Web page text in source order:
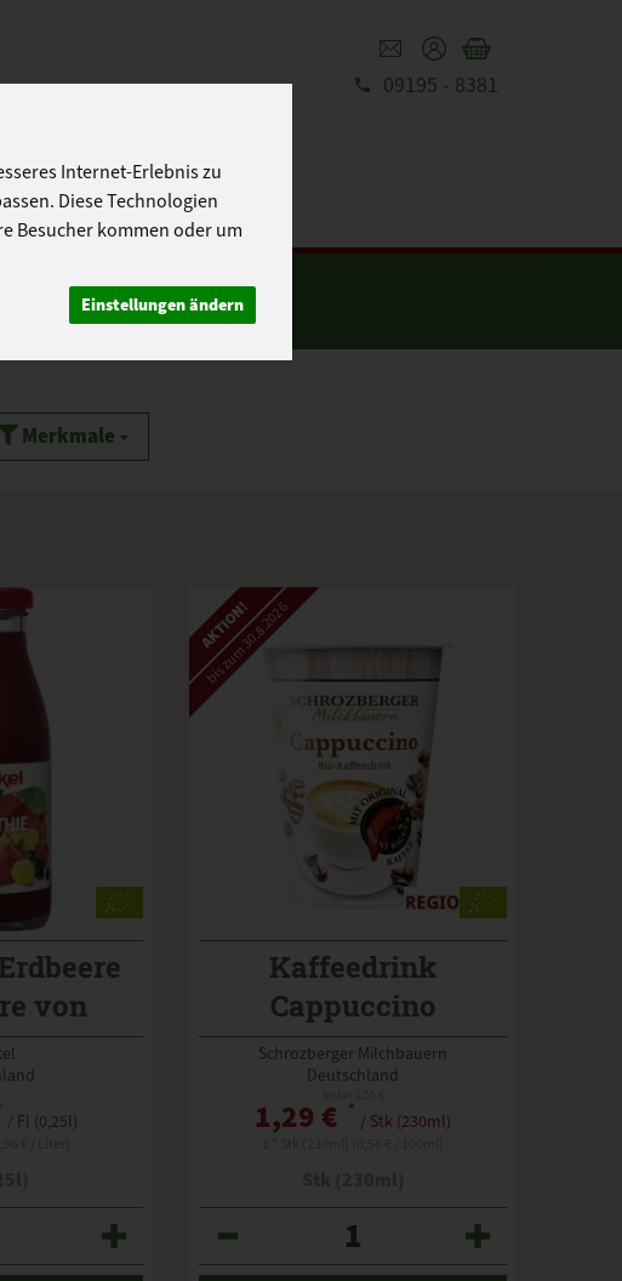
Internet-Erlebnis zu
Diese Technologien
Besucher kommen oder um
Einstellungen ändern
09195 - 8381
Merkmale
von
/ Fl (0,25l)
AKTION!
bis zum 30.8.2026
Kaffeedrink
Cappuccino
Schrozberger Milchbauern
Deutschland
1,29 € * / Stk (230ml)